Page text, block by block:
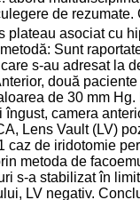
de rezumate.
plateau asociat cu
Sunt
s-au adresat la
două
de 30 mm
camera
Lens Vault (LV)
de iridotomie
metoda de
s-a stabilizat în
LV negativ.